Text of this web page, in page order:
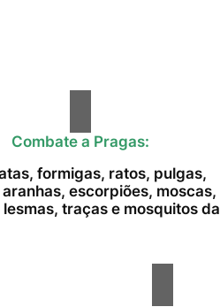
Combate a Pragas:
formigas, ratos, pulgas,
escorpiões, moscas,
traças e mosquitos da